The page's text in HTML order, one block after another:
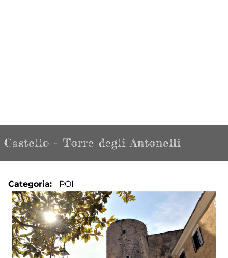
Castello - Torre degli Antonelli
Categoria POI